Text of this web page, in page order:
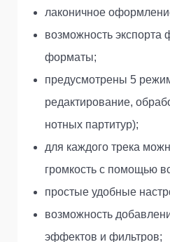
лаконичное
возможность
форматы;
предусмотрены 5
редактирование,
нотных партитур);
для каждого трека
громкость с помощью
простые удобные
возможность
эффектов и фильтров;